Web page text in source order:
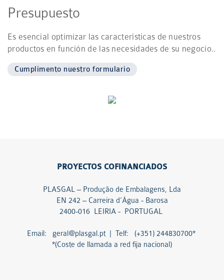
Presupuesto
Es esencial optimizar las características de nuestros
productos en función de las necesidades de su negocio..
Cumplimento nuestro formulario
PROYECTOS COFINANCIADOS
PLASGAL – Produção de Embalagens, Lda
EN 242 – Carreira d’Água - Barosa
2400-016 LEIRIA - PORTUGAL
Email: geral@plasgal.pt | Telf: (+351) 244830700*
*(Coste de llamada a red fija nacional)